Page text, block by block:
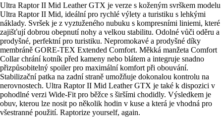
Ultra Raptor II Mid Leather GTX je verze s koženým svrškem modelu
Ultra Raptor II Mid, ideální pro rychlé výlety a turistiku s lehkými
náklady. Svršek je z vyztuženého nubuku s kompresními liniemi, které
zajišťují dobrou obepnutí nohy a velkou stabilitu. Odolné vůči oděru a
prodyšné, perfektní pro turistiku. Nepromokavé a prodyšné díky
membráně GORE-TEX Extended Comfort. Měkká manžeta Comfort
Collar chrání kotník před kameny nebo blátem a integruje snadno
přizpůsobitelný spoiler pro maximální komfort při obouvání.
Stabilizační patka na zadní straně umožňuje dokonalou kontrolu na
nerovnostech. Ultra Raptor II Mid Leather GTX je také k dispozici v
pohodlné verzi Wide-Fit pro běžce s širšími chodidly. Výsledkem je
obuv, kterou lze nosit po několik hodin v kuse a která je vhodná pro
všestranné použití. Raptorize yourself, again.